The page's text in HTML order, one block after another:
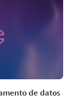
de datos